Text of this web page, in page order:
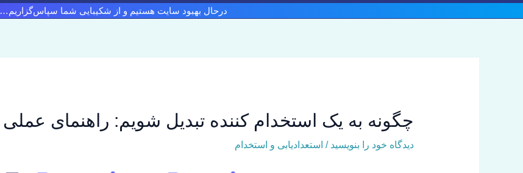
به
درحال بهبود سایت هستیم و از شکیبایی شما سپاس‌گزاریم…
چگونه به یک استخدام کننده تبدیل شویم: راهنمای عملی 9 مرحله ای
دیدگاه‌ خود را بنویسید / استعدادیابی و استخدام